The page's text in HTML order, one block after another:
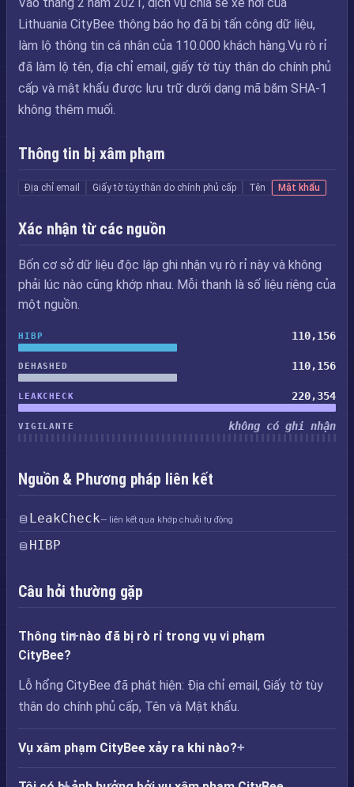
Lithuania CityBee thông báo họ đã bị tấn công dữ liệu,
làm lộ thông tin cá nhân của 110.000 khách hàng.Vụ rò rỉ
đã làm lộ tên, địa chỉ email, giấy tờ tùy thân do chính phủ
cấp và mật khẩu được lưu trữ dưới dạng mã băm SHA-1
không thêm muối.
Thông tin bị xâm phạm
Địa chỉ email Giấy tờ tùy thân do chính phủ cấp Tên Mật khẩu
Xác nhận từ các nguồn
Bốn cơ sở dữ liệu độc lập ghi nhận vụ rò rỉ này và không
phải lúc nào cũng khớp nhau. Mỗi thanh là số liệu riêng của
một nguồn.
HIBP 110,156
DEHASHED 110,156
LEAKCHECK 220,354
VIGILANTE không có ghi nhận
Nguồn & Phương pháp liên kết
LeakCheck— liên kết qua khớp chuỗi tự động
HIBP
Câu hỏi thường gặp
Thông tin nào đã bị rò rỉ trong vụ vi phạm
CityBee?
Lỗ hổng CityBee đã phát hiện: Địa chỉ email, Giấy tờ tùy
thân do chính phủ cấp, Tên và Mật khẩu.
Vụ xâm phạm CityBee xảy ra khi nào?